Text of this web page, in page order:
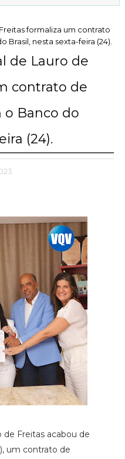
formaliza um contrato
nesta sexta-feira (24).
de Lauro de
contrato de
Banco do
(24).
Freitas acabou de
um contrato de